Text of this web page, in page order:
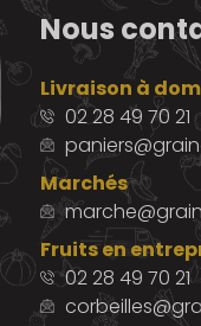
Nous
Livraison à
02 28 49 70 21
Marchés
Fruits en
02 28 49 70 21